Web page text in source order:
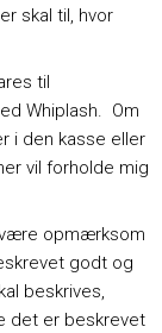
skal til, hvor
til
Whiplash. Om
i den kasse eller
vil forholde mig
opmærksom
godt og
beskrives,
det er beskrevet